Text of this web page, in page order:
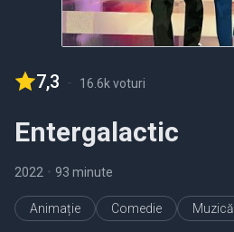
7,3 - 16.6k voturi
Entergalactic
2022 • 93 minute
Animație Comedie Muzică